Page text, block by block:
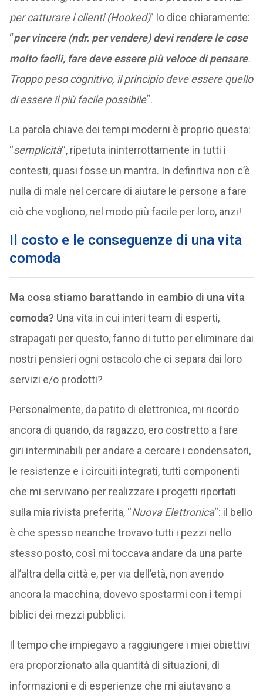
per catturare i clienti (Hooked)” lo dice chiaramente:
“per vincere (ndr. per vendere) devi rendere le cose
molto facili, fare deve essere più veloce di pensare.
Troppo peso cognitivo, il principio deve essere quello
di essere il più facile possibile“.
La parola chiave dei tempi moderni è proprio questa:
“semplicità“, ripetuta ininterrottamente in tutti i
contesti, quasi fosse un mantra. In definitiva non c’è
nulla di male nel cercare di aiutare le persone a fare
ciò che vogliono, nel modo più facile per loro, anzi!
Il costo e le conseguenze di una vita
comoda
Ma cosa stiamo barattando in cambio di una vita
comoda? Una vita in cui interi team di esperti,
strapagati per questo, fanno di tutto per eliminare dai
nostri pensieri ogni ostacolo che ci separa dai loro
servizi e/o prodotti?
Personalmente, da patito di elettronica, mi ricordo
ancora di quando, da ragazzo, ero costretto a fare
giri interminabili per andare a cercare i condensatori,
le resistenze e i circuiti integrati, tutti componenti
che mi servivano per realizzare i progetti riportati
sulla mia rivista preferita, “Nuova Elettronica“: il bello
è che spesso neanche trovavo tutti i pezzi nello
stesso posto, così mi toccava andare da una parte
all’altra della città e, per via dell’età, non avendo
ancora la macchina, dovevo spostarmi con i tempi
biblici dei mezzi pubblici.
Il tempo che impiegavo a raggiungere i miei obiettivi
era proporzionato alla quantità di situazioni, di
informazioni e di esperienze che mi aiutavano a